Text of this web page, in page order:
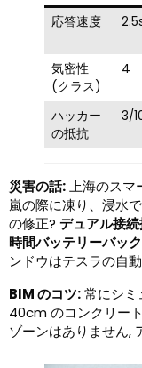
応答速度
気密性
(クラス)
4
ハッカー
の抵抗
3/
災害の話:上海のスマ
嵐の際に凍り、浸水
の修正? デュアル接
時間バッテリーバッ
ンドウはテスラの自
BIM のコツ:常にシミ
40cm のコンクリー
ゾーンはありません,